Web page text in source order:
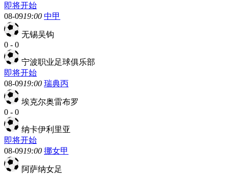
即将开始
08-0919:00 中甲
无锡吴钩
0 - 0
宁波职业足球俱乐部
即将开始
08-0919:00 瑞典丙
埃克尔奥雷布罗
0 - 0
纳卡伊利里亚
即将开始
08-0919:00 挪女甲
阿萨纳女足